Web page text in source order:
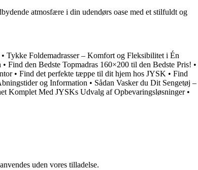
atmosfære i din udendørs oase med et stilfuldt og
• Tykke Foldemadrasser – Komfort og Fleksibilitet i Én
• Find den Bedste Topmadras 160×200 til den Bedste Pris! •
• Find det perfekte tæppe til dit hjem hos JYSK • Find
og Information • Sådan Vasker du Dit Sengetøj –
Komplet Med JYSKs Udvalg af Opbevaringsløsninger•
uden vores tilladelse.